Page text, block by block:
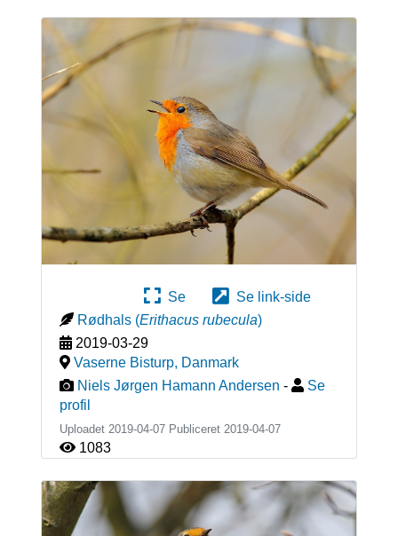
Se
Se link-side
Rødhals (Erithacus rubecula)
2019-03-29
Vaserne Bisturp, Danmark
Niels Jørgen Hamann Andersen -
Se
profil
Uploadet 2019-04-07 Publiceret 2019-04-07
1083